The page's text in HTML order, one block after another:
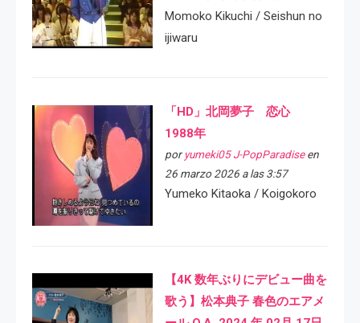
Momoko Kikuchi / Seishun no
ijiwaru
「HD」北岡夢子 恋心
1988年
por yumeki05 J-PopParadiseen
26 marzo 2026 a las 3:57
Yumeko Kitaoka / Koigokoro
【4K 数年ぶりにデビュー曲を
歌う】松本典子 春色のエアメ